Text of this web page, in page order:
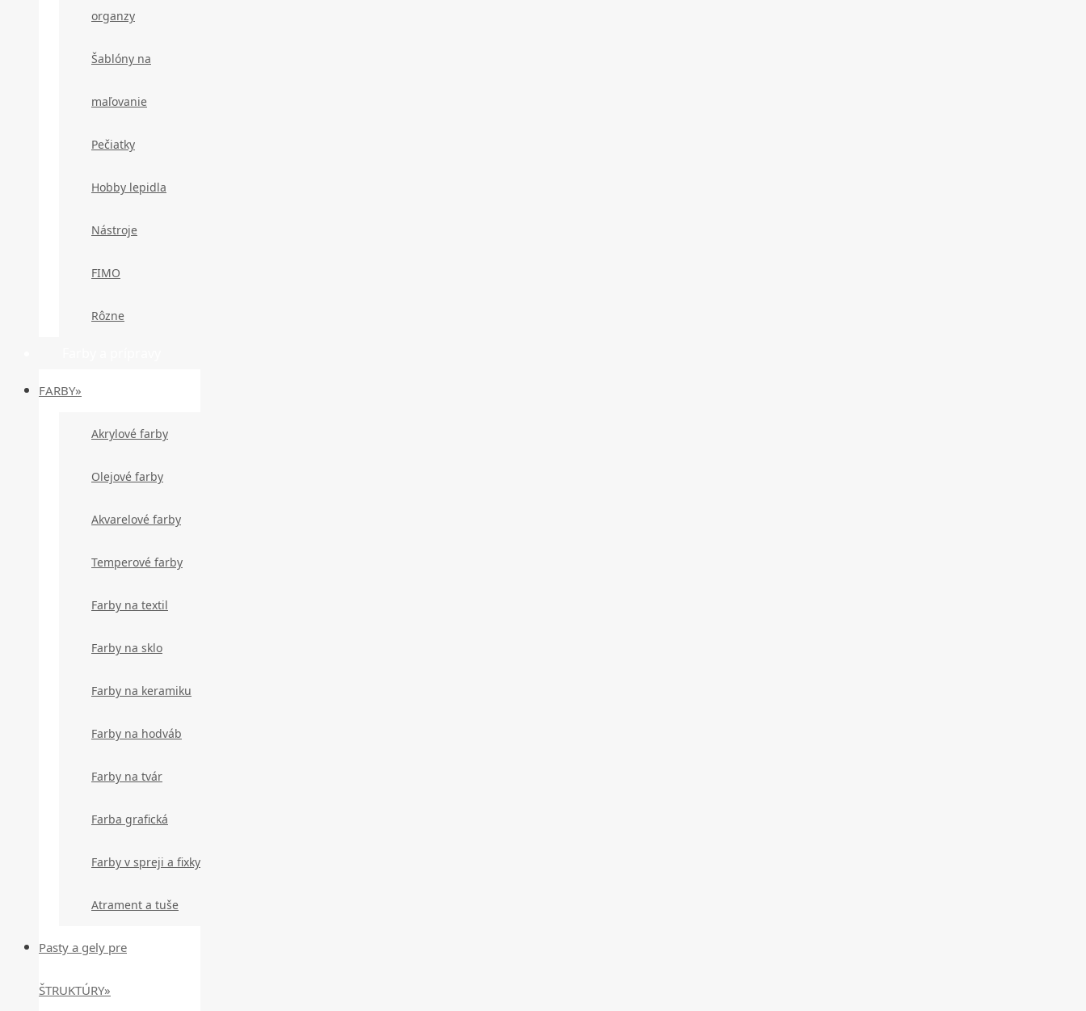
organzy
Šablóny na
maľovanie
Pečiatky
Hobby lepidla
Nástroje
FIMO
Rôzne
FARBY»
Akrylové farby
Olejové farby
Akvarelové farby
Temperové farby
Farby na textil
Farby na sklo
Farby na keramiku
Farby na hodváb
Farby na tvár
Farba grafická
Farby v spreji a fixky
Atrament a tuše
Pasty a gely pre
ŠTRUKTÚRY»